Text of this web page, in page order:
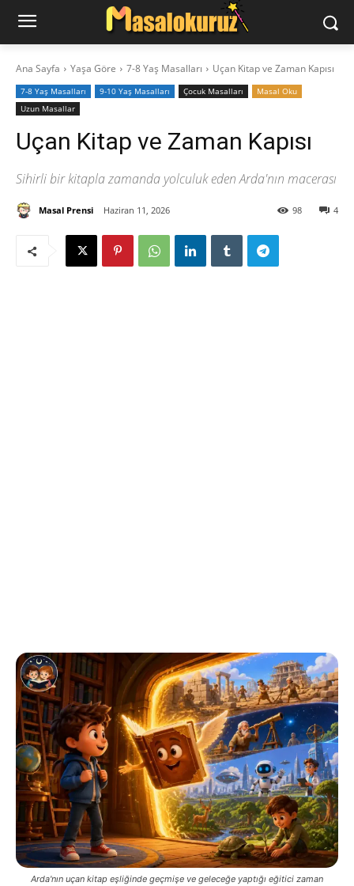
Ana Sayfa Yaşa Göre 7-8 Yaş Masalları Uçan Kitap ve Zaman Kapısı
7-8 Yaş Masalları 9-10 Yaş Masalları ‍Çocuk Masalları
Masal Oku
Uzun Masallar
Uçan Kitap ve Zaman Kapısı
Sihirli bir kitapla zamanda yolculuk eden Arda'nın macerası
Masal Prensi Haziran 11, 2026 4
98
Arda'nın uçan kitap eşliğinde geçmişe ve geleceğe yaptığı eğitici zaman